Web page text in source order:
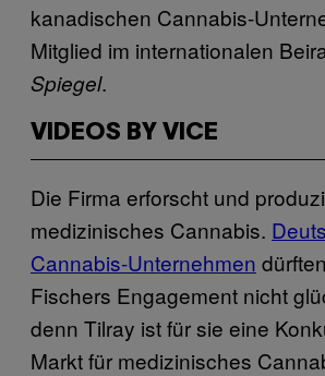
kanadischen Cannabis-
Mitglied im internationalen
Spiegel.
VIDEOS BY VICE
Die Firma erforscht und
medizinisches Cannabis.
Cannabis-Unternehmen
Fischers Engagement nicht
denn Tilray ist für sie eine
Markt für medizinisches